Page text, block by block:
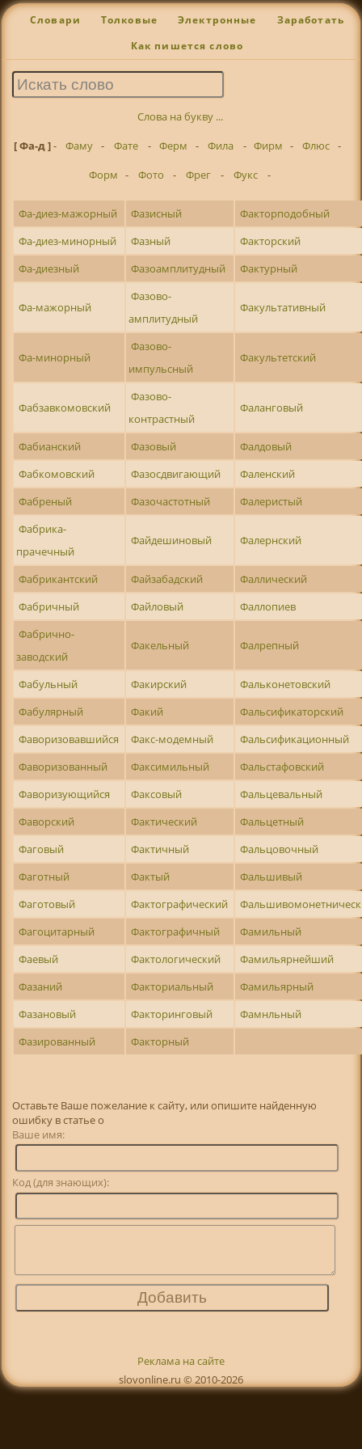
Словари Толковые Электронные Заработать
Как пишется слово
Слова на букву ...
[ Фа-д ]- Фаму - Фате - Ферм - Фила - Фирм - Флюс -
Форм - Фото - Фрег - Фукс -
Фа-диез-мажорный Фазисный
Факторподобный
Фа-диез-минорный
Фазный
Факторский
Фа-диезный
Фазоамплитудный Фактурный
Фа-мажорный
Фазово-
амплитудный
Факультативный
Фа-минорный
Фазово-
импульсный
Факультетский
Фабзавкомовский
Фазово-
контрастный
Фаланговый
Фабианский Фазовый
Фалдовый
Фабкомовский
Фазосдвигающий
Фаленский
Фабреный
Фазочастотный
Фалеристый
Фабрика-
прачечный
Файдешиновый Фалернский
Фабрикантский Файзабадский
Фаллический
Фабричный
Файловый
Фаллопиев
Фабрично-
заводский
Факельный Фалрепный
Фабульный Факирский
Фальконетовский
Фабулярный
Факий
Фальсификаторский
Фаворизовавшийся
Факс-модемный
Фальсификационный
Фаворизованный
Факсимильный
Фальстафовский
Фаворизующийся
Факсовый
Фальцевальный
Фаворский
Фактический
Фальцетный
Фаговый
Фактичный
Фальцовочный
Фаготный
Фактый
Фальшивый
Фаготовый
Фактографический
Фагоцитарный
Фактографичный
Фамильный
Фаевый
Фактологический
Фамильярнейший
Фазаний
Факториальный
Фамильярный
Фазановый
Факторинговый
Фамнльный
Фазированный
Факторный
Оставьте Ваше пожелание к сайту, или опишите найденную
ошибку в статье о
Ваше имя:
Код (для знающих):
Реклама на сайте
slovonline.ru © 2010-2026